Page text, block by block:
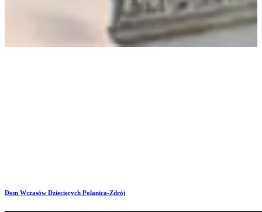
Dom Wczasów Dziecięcych Polanica-Zdrój